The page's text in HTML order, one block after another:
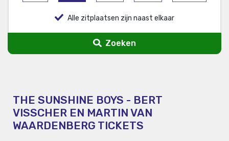
Alle zitplaatsen zijn naast elkaar
Zoeken
THE SUNSHINE BOYS - BERT
VISSCHER EN MARTIN VAN
WAARDENBERG TICKETS